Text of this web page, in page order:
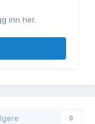
inn her.
0